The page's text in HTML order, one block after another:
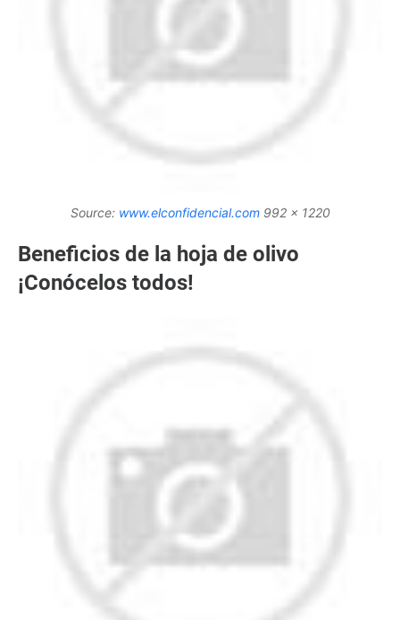
Source: www.elconfidencial.com992 x 1220
Beneficios de la hoja de olivo
¡Conócelos todos!